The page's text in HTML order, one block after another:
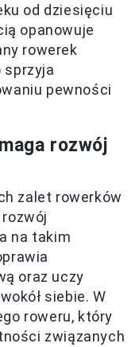
od dziesięciu
opanowuje
rowerek
sprzyja
pewności
rozwój
zalet rowerków
na takim
oraz uczy
siebie. W
roweru, który
związanych